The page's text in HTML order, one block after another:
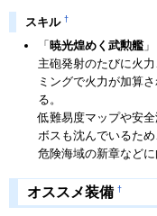
スキル †
「 暁光煌めく武勲艦」
主砲発射のたびに火
ミングで火力が加算
る。
低難易度マップや安
ボスも沈んでいるた
危険海域の新章などに
オススメ装備 †